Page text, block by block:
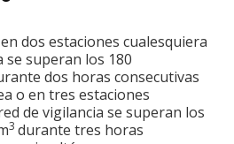
dos estaciones cualesquiera
se superan los 180
dos horas consecutivas
o en tres estaciones
de vigilancia se superan los
3 durante tres horas